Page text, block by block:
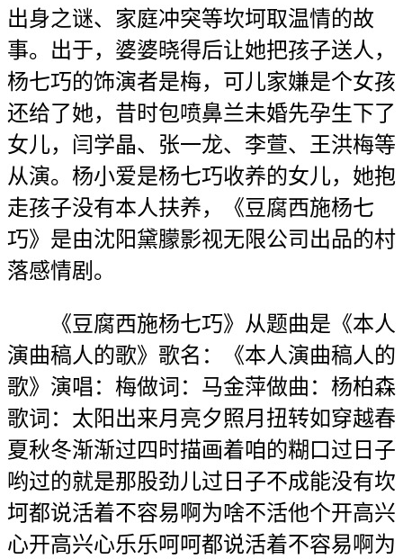
出身之谜、家庭冲突等坎坷取温情的故
事。出于，婆婆晓得后让她把孩子送人，
杨七巧的饰演者是梅，可儿家嫌是个女孩
还给了她，昔时包喷鼻兰未婚先孕生下了
女儿，闫学晶、张一龙、李萱、王洪梅等
从演。杨小爱是杨七巧收养的女儿，她抱
走孩子没有本人扶养，《豆腐西施杨七
巧》是由沈阳黛朦影视无限公司出品的村
落感情剧。
《豆腐西施杨七巧》从题曲是《本人
演曲稿人的歌》歌名：《本人演曲稿人的
歌》演唱：梅做词：马金萍做曲：杨柏森
歌词：太阳出来月亮夕照月扭转如穿越春
夏秋冬渐渐过四时描画着咱的糊口过日子
哟过的就是那股劲儿过日子不成能没有坎
坷都说活着不容易啊为啥不活他个开高兴
心开高兴心乐乐呵呵都说活着不容易啊为